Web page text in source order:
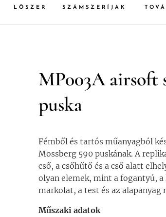
LŐSZER SZÁMSZERÍJAK
MP003A airsoft
puska
Fémből és tartós műanyagból
Mossberg 590 puskának. A
cső, a csőhűtő és a cső alatt
olyan elemek, mint a fogantyú,
markolat, a test és az alapanyag
Műszaki adatok